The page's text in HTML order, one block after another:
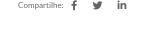
Compartilhe: